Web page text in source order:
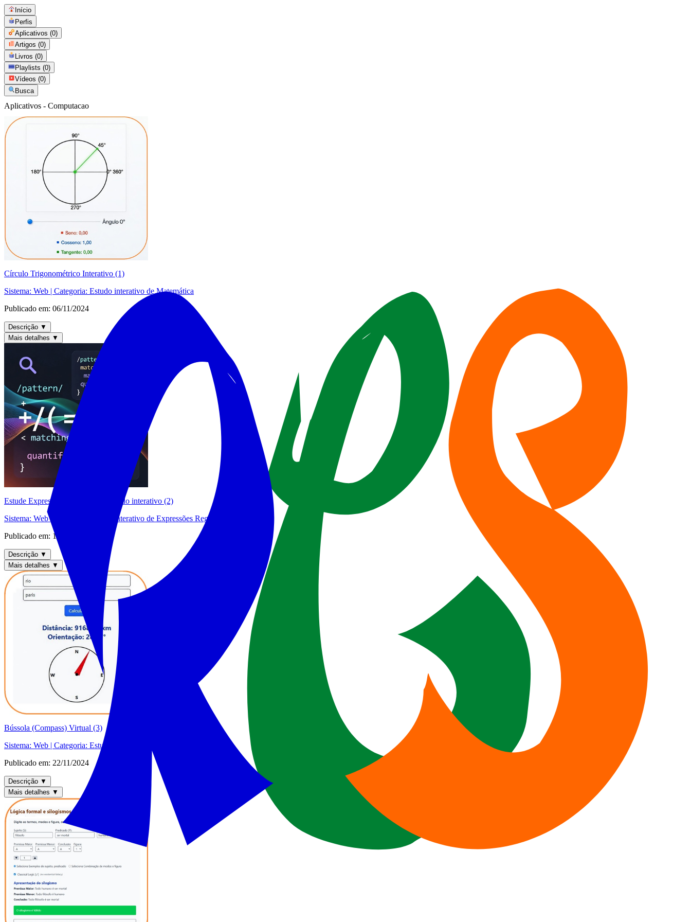
Início
Perfis
Aplicativos (0)
Artigos (0)
Livros (0)
Playlists (0)
Vídeos (0)
Busca
Aplicativos - Computacao
Círculo Trigonométrico Interativo (1)
Sistema: Web | Categoria: Estudo interativo de Matemática
Publicado em: 06/11/2024
Descrição ▼
Mais detalhes ▼
Estude Expressões Regulares de modo interativo (2)
Sistema: Web| Categoria:
Estudo interativo de Expressões Regulares
Publicado em: 17/11/2024
Descrição ▼
Mais detalhes ▼
Bússola (Compass) Virtual (3)
Sistema: Web | Categoria: Estudo interativo de Matemática
Publicado em: 22/11/2024
Descrição ▼
Mais detalhes ▼